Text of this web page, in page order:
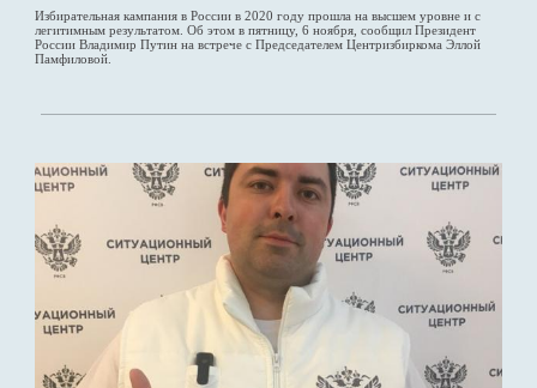
Избирательная кампания в России в 2020 году прошла на высшем уровне и с
легитимным результатом. Об этом в пятницу, 6 ноября, сообщил Президент
России Владимир Путин на встрече с Председателем Центризбиркома Эллой
Памфиловой.